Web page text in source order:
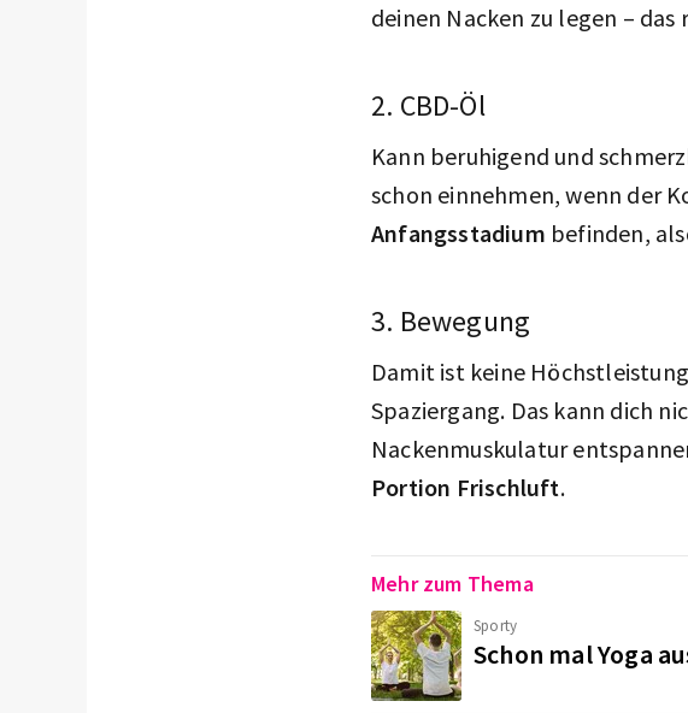
deinen Nacken zu legen –
2. CBD-Öl
Kann beruhigend und
schon einnehmen, wenn der
Anfangsstadium befinden,
3. Bewegung
Damit ist keine
Spaziergang. Das kann dich
Nackenmuskulatur
Portion Frischluft.
Mehr zum Thema
Sporty
Schon mal Yoga